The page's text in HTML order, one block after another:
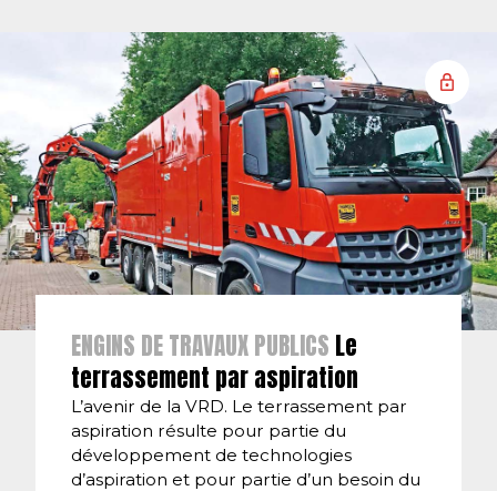
ENGINS DE TRAVAUX PUBLICS Le
terrassement par aspiration
L’avenir de la VRD. Le terrassement par
aspiration résulte pour partie du
développement de technologies
d’aspiration et pour partie d’un besoin du